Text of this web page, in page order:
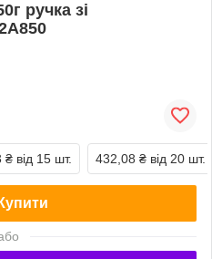
ручка зі
₴ від 15 шт. 432,08 ₴ від 20 шт.
Купити